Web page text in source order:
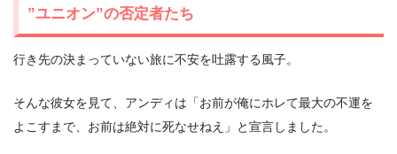
”ユニオン”の否定者たち
行き先の決まっていない旅に不安を吐露する風子。
そんな彼女を見て、アンディは「お前が俺にホレて最大の不運を
よこすまで、お前は絶対に死なせねえ」と宣言しました。